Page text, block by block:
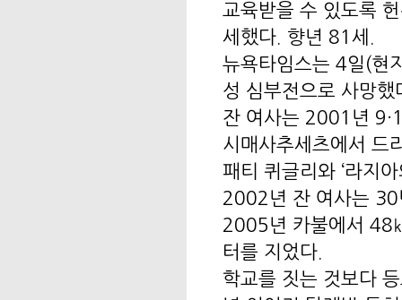
교육받을 수 있도록
세했다. 향년 81세.
뉴욕타임스는 4일(현
성 심부전으로 사망했
잔 여사는 2001년
시매사추세츠에서 드
패티 퀴글리와 ‘라지
2002년 잔 여사는 30
2005년 카불에서 48
터를 지었다.
학교를 짓는 것보다